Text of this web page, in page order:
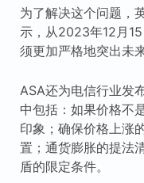
为了解决这个问题，
示，从2023年12月
须更加严格地突出未
ASA还为电信行业发
中包括：如果价格不
印象；确保价格上涨
置；通货膨胀的提法
盾的限定条件。